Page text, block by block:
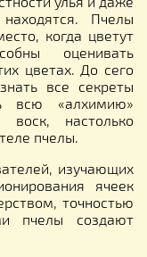
Пчелы
когда цветут
оценивать
цветах. До сего
все секреты
всю «алхимию»
настолько
пчелы.
изучающих
ячеек
точностью
пчелы создают